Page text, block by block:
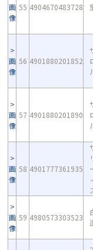
画
像
55 4904670483728
画
像
56 4901880201852
画
像
57 4901880201890
画
像
58 4901777361935
画
像
59 4980573303523